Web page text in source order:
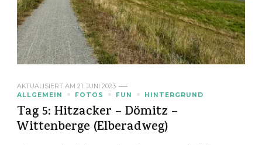
AKTUALISIERT AM 21. JUNI 2023
ALLGEMEIN
FOTOS FUN HINTERGRUND
Tag 5: Hitzacker – Dömitz –
Wittenberge (Elberadweg)